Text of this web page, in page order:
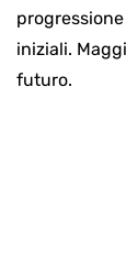
iniziali.
futuro.